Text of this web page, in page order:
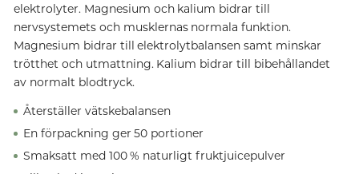
elektrolyter. Magnesium och kalium bidrar till
nervsystemets och musklernas normala funktion.
Magnesium bidrar till elektrolytbalansen samt minskar
trötthet och utmattning. Kalium bidrar till bibehållandet
av normalt blodtryck.
Återställer vätskebalansen
En förpackning ger 50 portioner
Smaksatt med 100 % naturligt fruktjuicepulver